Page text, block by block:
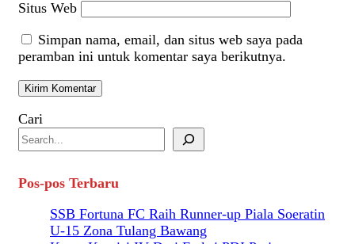
Situs Web
Simpan nama, email, dan situs web saya pada
peramban ini untuk komentar saya berikutnya.
Cari
Pos-pos Terbaru
SSB Fortuna FC Raih Runner-up Piala Soeratin
U-15 Zona Tulang Bawang